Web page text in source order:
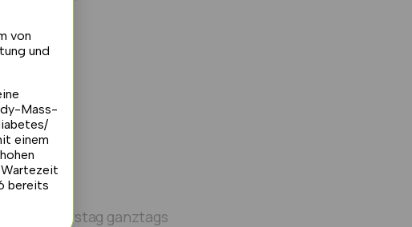
Donnerstag ganztags
von
und
Mass-
einem
bereits